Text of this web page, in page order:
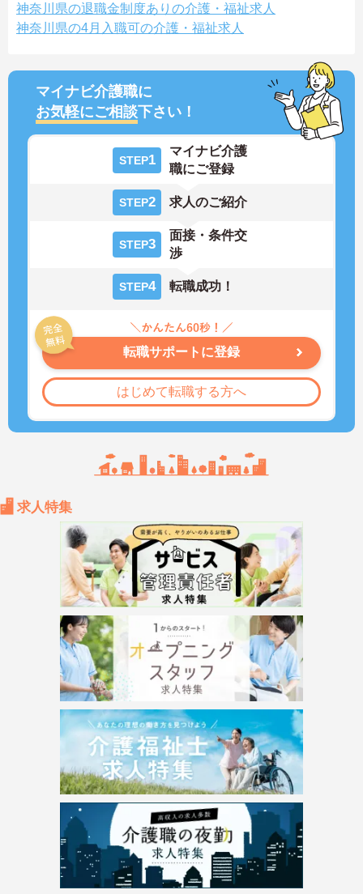
神奈川県の退職金制度ありの介護・福祉求人
神奈川県の4月入職可の介護・福祉求人
マイナビ介護職に
お気軽にご相談下さい！
STEP1
マイナビ介護
職にご登録
STEP2 求人のご紹介
STEP3
面接・条件交
渉
STEP4 転職成功！
転職サポートに登録
はじめて転職する方へ
求人特集